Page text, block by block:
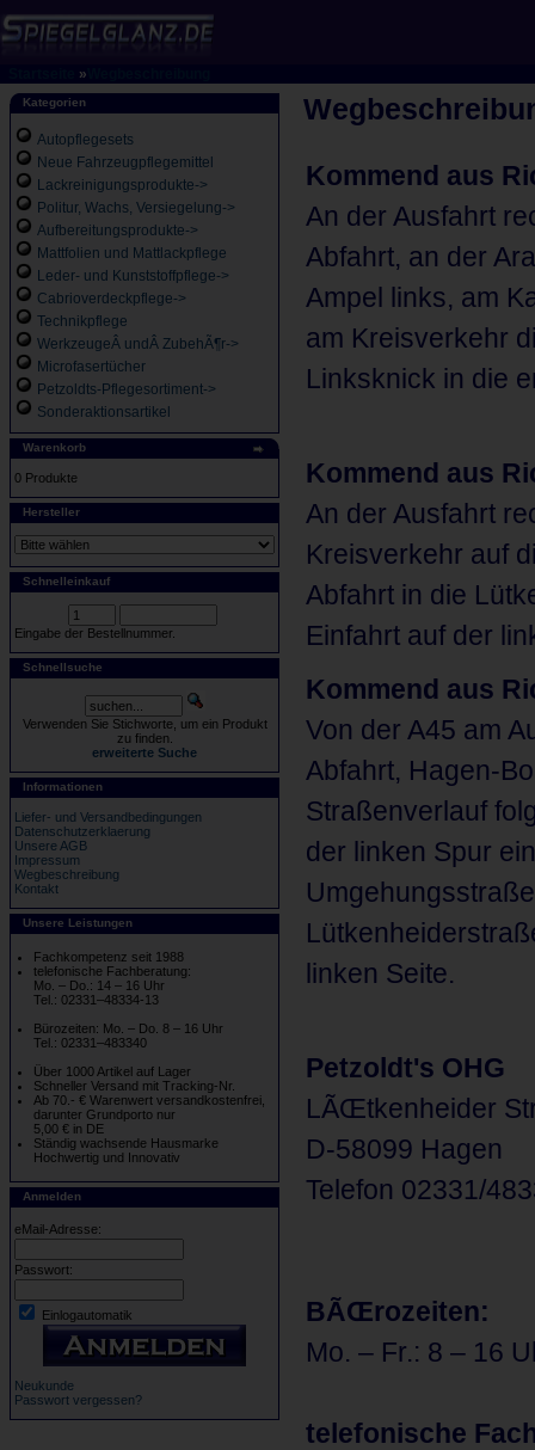
»
Kategorien
Autopflegesets
Neue Fahrzeugpflegemittel
Lackreinigungsprodukte->
Politur, Wachs, Versiegelung->
Aufbereitungsprodukte->
Mattfolien und Mattlackpflege
Leder- und Kunststoffpflege->
Cabrioverdeckpflege->
Technikpflege
WerkzeugeÂ undÂ ZubehÃ¶r->
Microfasertücher
Petzoldts-Pflegesortiment->
Sonderaktionsartikel
Warenkorb
0 Produkte
Hersteller
Schnelleinkauf
Eingabe der Bestellnummer.
Schnellsuche
Verwenden Sie Stichworte, um ein Produkt
zu finden.
erweiterte Suche
Informationen
Liefer- und Versandbedingungen
Datenschutzerklaerung
Unsere AGB
Impressum
Wegbeschreibung
Kontakt
Unsere Leistungen
Fachkompetenz seit 1988
telefonische Fachberatung:
Mo. – Do.: 14 – 16 Uhr
Tel.: 02331–48334-13
Bürozeiten: Mo. – Do. 8 – 16 Uhr
Tel.: 02331–483340
Über 1000 Artikel auf Lager
Schneller Versand mit Tracking-Nr.
Ab 70.- € Warenwert versandkostenfrei,
darunter Grundporto nur
5,00 € in DE
Ständig wachsende Hausmarke
Hochwertig und Innovativ
Anmelden
eMail-Adresse:
Passwort:
Einlogautomatik
Neukunde
Passwort vergessen?
Kommend aus
An der Ausfahrt
Abfahrt, an der
Ampel links, am
am Kreisverkehr
Linksknick in die
Kommend aus
An der Ausfahrt
Kreisverkehr auf
Abfahrt in die
Einfahrt auf der
Kommend aus
Von der A45 am
Abfahrt, Hagen-
Straßenverlauf
der linken Spur
linken Seite.
Petzoldt's OHG
LÃŒtkenheider
D-58099 Hagen
Telefon 02331/
BÃŒrozeiten:
Mo. – Fr.: 8 – 16
telefonische